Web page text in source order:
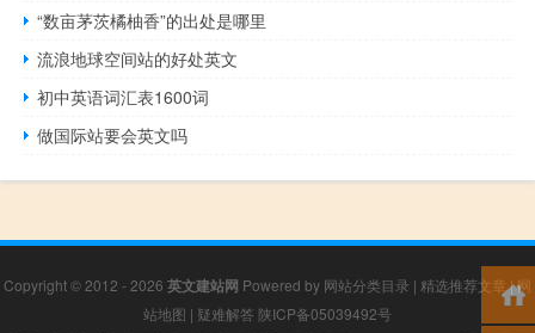
“数亩茅茨橘柚香”的出处是哪里
流浪地球空间站的好处英文
初中英语词汇表1600词
做国际站要会英文吗
Copyright © 2012 - 2026 英文建站网 Powered by 网站分类目录 | 精选推荐文章 |网
站地图 | 疑难解答 陕ICP备05039492号